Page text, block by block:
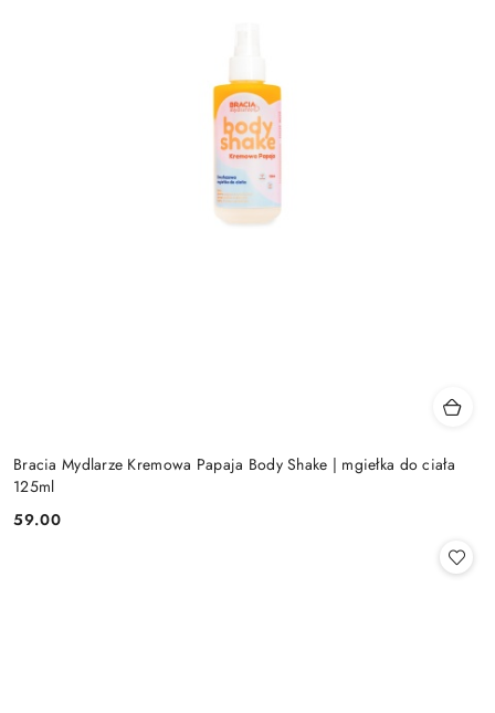
Bracia Mydlarze Kremowa Papaja Body Shake | mgiełka do ciała
125ml
Cena:
59.00